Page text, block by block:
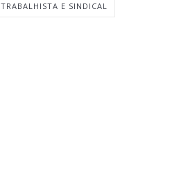
TRABALHISTA E SINDICAL